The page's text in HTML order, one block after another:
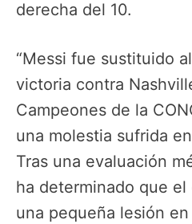
derecha del 10.
“Messi fue sustituido
victoria contra
Campeones de la
una molestia sufrida
Tras una evaluación
ha determinado que
una pequeña lesión